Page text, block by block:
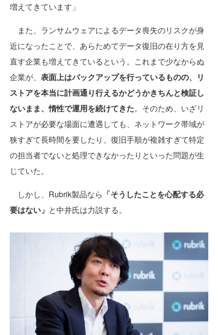
増えてきています」
また、ランサムウェアによるデータ喪失のリスクが身
近になったことで、あらためてデータ復旧の在り方を見
直す企業も増えてきているという。これまで少なからぬ
企業が、 表面上はバックアップを行っているものの、リ
ストアを本当に計画通り行えるかどうかきちんと検証し
ないまま、惰性で運用を続けてきた。そのため、いざリ
ストアが必要な場面に遭遇しても、ネットワーク帯域が
狭すぎて長時間を要したり、復旧手順が複雑すぎて特定
の担当者でないと処理できなかったりといった問題が生
じていた。
しかし、Rubrik製品なら 「そうしたことを心配する必
要はない」 と中井氏は力説する。